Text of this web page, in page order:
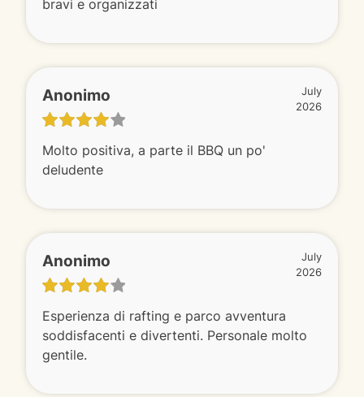
bravi e organizzati
Anonimo
July
2026
Molto positiva, a parte il BBQ un po'
deludente
Anonimo
July
2026
Esperienza di rafting e parco avventura
soddisfacenti e divertenti. Personale molto
gentile.